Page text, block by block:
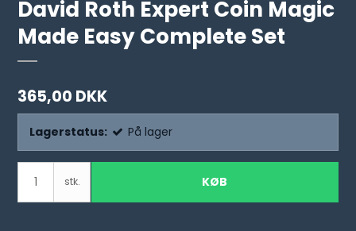
David Roth Expert Coin Magic
Made Easy Complete Set
365,00 DKK
Lagerstatus: På lager
stk. KØB